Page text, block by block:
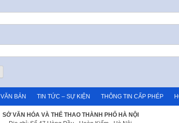
VĂN BẢN TIN TỨC – SỰ KIỆN THÔNG TIN CẤP PHÉP
SỞ VĂN HÓA VÀ THỂ THAO THÀNH PHỐ HÀ NỘI